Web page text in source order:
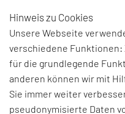
Hinweis zu Cookies
Unsere Webseite
verschiedene
für die grundlegende
anderen können wir mit
Sie immer weiter
pseudonymisierte Daten